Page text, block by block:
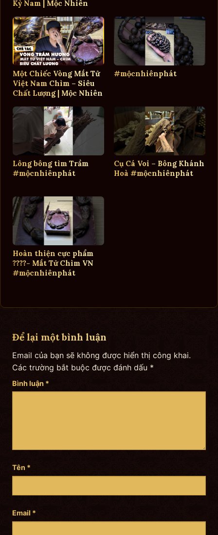
Kỳ Nam | Mộc Nhiên
Một Chiếc Vòng Mắt Tử
Việt Nam Chìm – Siêu
Chất Lượng | Mộc Nhiên
#mộcnhiênphát
Lông bông tìm Trầm
#mộcnhiênphát
Cụ Cá Voi – Bông Khánh
Hoà #mộcnhiênphát
Hoàn thiện cực phẩm
????- Mắt Tử Chìm VN
#mộcnhiênphát
Để lại một bình luận
Email của bạn sẽ không được hiển thị công khai.
Các trường bắt buộc được đánh dấu *
Bình luận *
Tên *
Email *